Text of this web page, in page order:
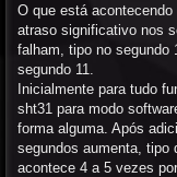
O que está
atraso significativo nos
falham, tipo no segundo
segundo 11.
Inicialmente para tudo
sht31 para modo
forma alguma. Após
segundos aumenta, tipo
acontece 4 a 5 vezes